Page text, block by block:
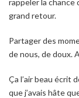
grand retour.
Partager des
de nous, de doux.
Ça l’air beau écrit
que j’avais hâte